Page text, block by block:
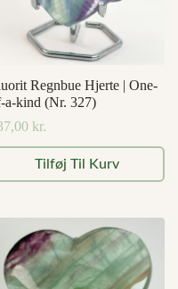
Regnbue Hjerte | One-
a-kind (Nr. 327)
kr.
Tilføj Til Kurv